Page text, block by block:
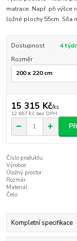
matrace. Např. při výšce
ložné plochy 55cm. Síla
Dostupnost
4
Rozměr
15 315 Kč/ks
12 657 Kč bez DPH
Číslo produktu:
Výrobce:
Úložný prostor:
Rozměr:
Materiál:
Čelo:
Kompletní specifikace